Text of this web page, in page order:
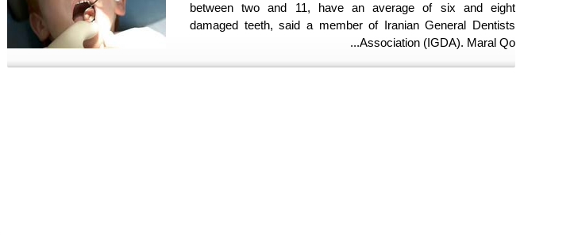
between two and 11, have an average of six and eight
damaged teeth, said a member of Iranian General Dentists
Association (IGDA). Maral Qo...